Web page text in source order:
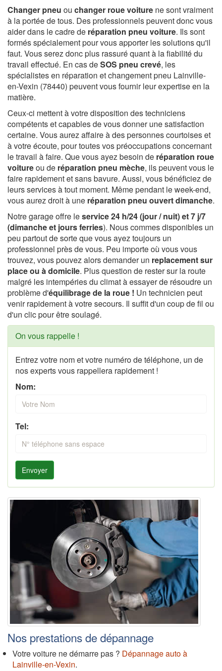
Changer pneu ou changer roue voiture ne sont vraiment
à la portée de tous. Des professionnels peuvent donc vous
aider dans le cadre de réparation pneu voiture. Ils sont
formés spécialement pour vous apporter les solutions qu'il
faut. Vous serez donc plus rassuré quant à la fiabilité du
travail effectué. En cas deSOS pneu crevé, les
spécialistes en réparation et changement pneu Lainville-
en-Vexin (78440) peuvent vous fournir leur expertise en la
matière.
Ceux-ci mettent à votre disposition des techniciens
compétents et capables de vous donner une satisfaction
certaine. Vous aurez affaire à des personnes courtoises et
à votre écoute, pour toutes vos préoccupations concernant
le travail à faire. Que vous ayez besoin de réparation roue
voitureou de réparation pneu mèche, ils peuvent vous le
faire rapidement et sans bavure. Aussi, vous bénéficiez de
leurs services à tout moment. Même pendant le week-end,
vous aurez droit à une réparation pneu ouvert dimanche.
Notre garage offre leservice 24 h/24 (jour / nuit) et 7 j/7
(dimanche et jours ferries). Nous commes disponibles un
peu partout de sorte que vous ayez toujours un
professionnel près de vous. Peu importe où vous vous
trouvez, vous pouvez alors demander un replacement sur
place ou à domicile. Plus question de rester sur la route
malgré les intempéries du climat à essayer de résoudre un
problème d'équilibrage de la roue ! Un technicien peut
venir rapidement à votre secours. Il suffit d'un coup de fil ou
d'un clic pour être soulagé.
On vous rappelle !
Entrez votre nom et votre numéro de téléphone, un de
nos experts vous rappellera rapidement !
Nom:
Tel:
Envoyer
Nos prestations de dépannage
Votre voiture ne démarre pas ? Dépannage auto à
Lainville-en-Vexin.